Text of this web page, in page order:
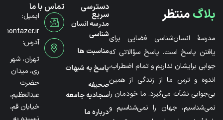
بلاگمنتظر
مدرسۀ انسان‌شناسی فضایی برای
یافتن پاسخ است. پاسخ سؤالاتی که
جوابی برایشان نداریم و تمام اضطراب،
اندوه و ترس ما از زندگی از همین
بی‌جوابی نشأت می‌گیرد. ما خودمان را
نمی‌شناسیم، جهان را نمی‌شناسیم و
دسترسی
سریع
مدرسه انسان
شناسی
مناسبت ها
پاسخ به شبهات
صحیفه
سجادیه جامعه
درباره ما
تماس با ما
ایمیل:
آدرس:
تهران، شهر
ری، میدان
حضرت
عبدالعظیم،
خیابان قم،